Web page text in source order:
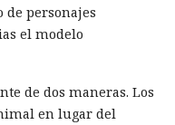
personajes
el modelo
de dos maneras. Los
en lugar del